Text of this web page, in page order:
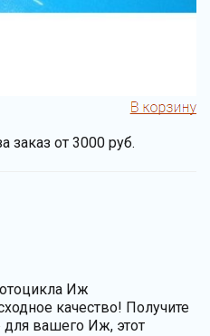
заказ от 3000 руб.
Иж
качество! Получите
вашего Иж, этот